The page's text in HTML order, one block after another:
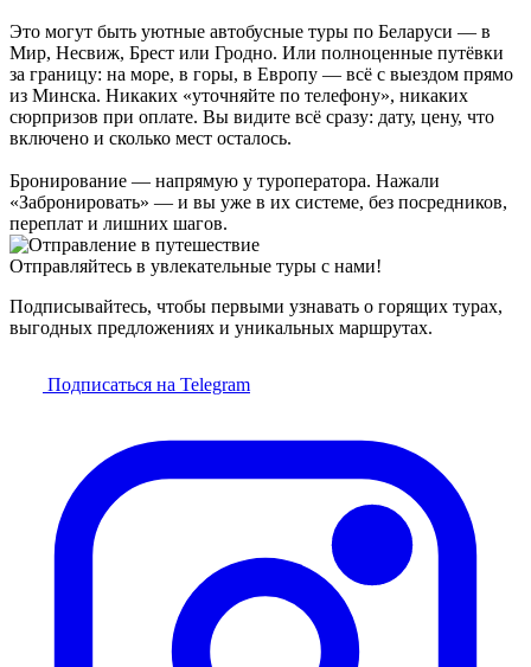
Это могут быть уютные автобусные туры по Беларуси — в
Мир, Несвиж, Брест или Гродно. Или полноценные путёвки
за границу: на море, в горы, в Европу — всё с выездом прямо
из Минска. Никаких «уточняйте по телефону», никаких
сюрпризов при оплате. Вы видите всё сразу: дату, цену, что
включено и сколько мест осталось.
Бронирование — напрямую у туроператора. Нажали
«Забронировать» — и вы уже в их системе, без посредников,
переплат и лишних шагов.
Отправляйтесь в увлекательные туры с нами!
Подписывайтесь, чтобы первыми узнавать о горящих турах,
выгодных предложениях и уникальных маршрутах.
Подписаться на Telegram